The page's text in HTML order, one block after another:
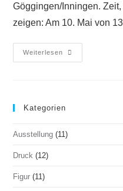
Göggingen/Inningen.
zeigen: Am 10. Mai von
Weiterlesen
Kategorien
Ausstellung (11)
Druck (12)
Figur (11)